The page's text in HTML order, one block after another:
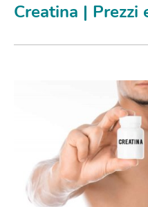
Creatina |